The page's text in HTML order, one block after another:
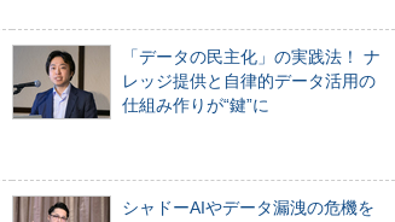
「データの民主化」の実践法！ ナ
レッジ提供と自律的データ活用の
仕組み作りが“鍵”に
シャドーAIやデータ漏洩の危機を